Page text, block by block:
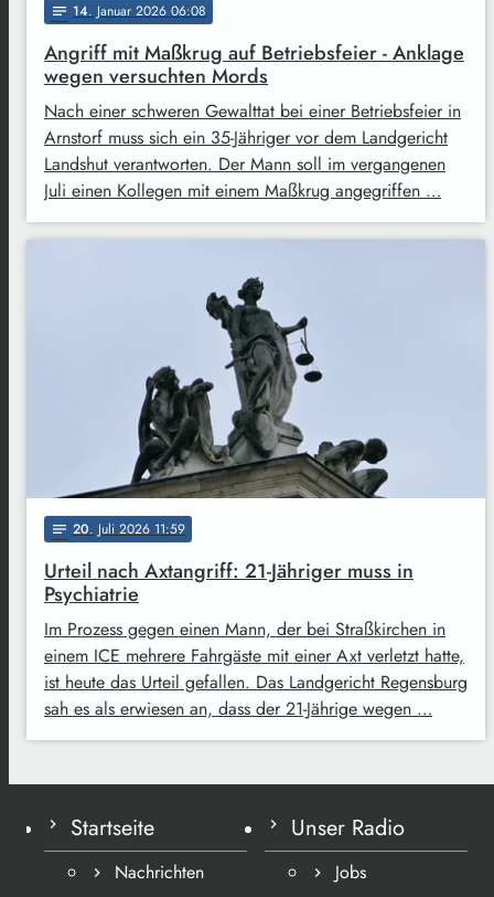
notes 14. Januar 2026 06:08
Angriff mit Maßkrug auf Betriebsfeier - Anklage
wegen versuchten Mords
Nach einer schweren Gewalttat bei einer Betriebsfeier in
Arnstorf muss sich ein 35-Jähriger vor dem Landgericht
Landshut verantworten. Der Mann soll im vergangenen
Juli einen Kollegen mit einem Maßkrug angegriffen …
notes 20. Juli 2026 11:59
Urteil nach Axtangriff: 21-Jähriger muss in
Psychiatrie
Im Prozess gegen einen Mann, der bei Straßkirchen in
einem ICE mehrere Fahrgäste mit einer Axt verletzt hatte,
ist heute das Urteil gefallen. Das Landgericht Regensburg
sah es als erwiesen an, dass der 21-Jährige wegen …
Startseite
Nachrichten
Unser Radio
Jobs